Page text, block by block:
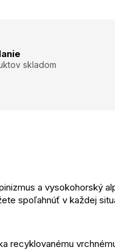
skladom
a vysokohorský
spoľahnúť v každej
recyklovanému